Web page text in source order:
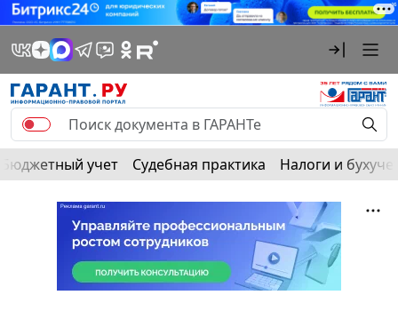
Бюджетный учет Судебная практика Налоги и